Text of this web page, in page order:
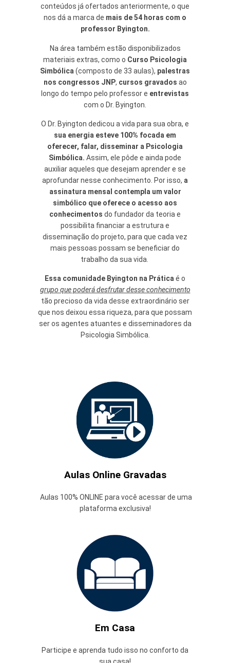
conteúdos já ofertados anteriormente, o que
nos dá a marca de mais de 54 horas com o
professor Byington.
Na área também estão disponibilizados
materiais extras, como o Curso Psicologia
Simbólica (composto de 33 aulas), palestras
nos congressos JNP, cursos gravados ao
longo do tempo pelo professor e entrevistas
com o Dr. Byington.
O Dr. Byington dedicou a vida para sua obra, e
sua energia esteve 100% focada em
oferecer, falar, disseminar a Psicologia
Simbólica. Assim, ele pôde e ainda pode
auxiliar aqueles que desejam aprender e se
aprofundar nesse conhecimento. Por isso, a
assinatura mensal contempla um valor
simbólico que oferece o acesso aos
conhecimentos do fundador da teoria e
possibilita financiar a estrutura e
disseminação do projeto, para que cada vez
mais pessoas possam se beneficiar do
trabalho da sua vida.
Essa comunidade Byington na Práticaé o
grupo que poderá desfrutar desse conhecimento
tão precioso da vida desse extraordinário ser
que nos deixou essa riqueza, para que possam
ser os agentes atuantes e disseminadores da
Psicologia Simbólica.
Aulas Online Gravadas
Aulas 100% ONLINE para você acessar de uma
plataforma exclusiva!
Em Casa
Participe e aprenda tudo isso no conforto da